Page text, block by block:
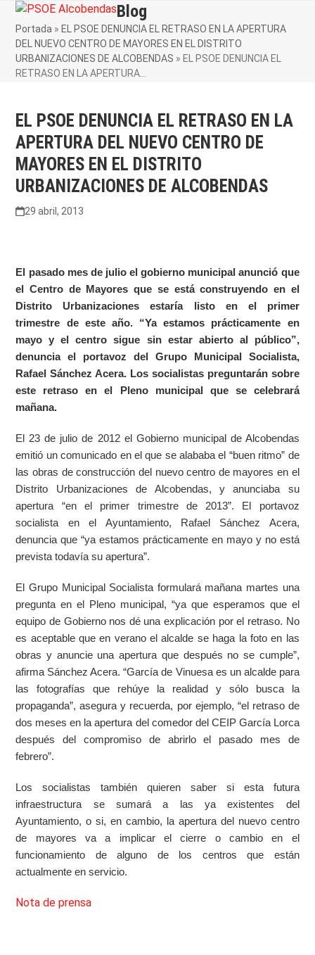
Skip
content
Open
mobile
menu
Close
mobile
menu
Blog
Portada » EL PSOE DENUNCIA EL RETRASO EN LA APERTURA
DEL NUEVO CENTRO DE MAYORES EN EL DISTRITO
URBANIZACIONES DE ALCOBENDAS » EL PSOE DENUNCIA EL
RETRASO EN LA APERTURA…
EL PSOE DENUNCIA EL RETRASO EN LA
APERTURA DEL NUEVO CENTRO DE
MAYORES EN EL DISTRITO
URBANIZACIONES DE ALCOBENDAS
29 abril, 2013
El pasado mes de julio el gobierno municipal anunció que
el Centro de Mayores que se está construyendo en el
Distrito Urbanizaciones estaría listo en el primer
trimestre de este año. “Ya estamos prácticamente en
mayo y el centro sigue sin estar abierto al público”,
denuncia el portavoz del Grupo Municipal Socialista,
Rafael Sánchez Acera. Los socialistas preguntarán sobre
este retraso en el Pleno municipal que se celebrará
mañana.
El 23 de julio de 2012 el Gobierno municipal de Alcobendas
emitió un comunicado en el que se alababa el “buen ritmo” de
las obras de construcción del nuevo centro de mayores en el
Distrito Urbanizaciones de Alcobendas, y anunciaba su
apertura “en el primer trimestre de 2013”. El portavoz
socialista en el Ayuntamiento, Rafael Sánchez Acera,
denuncia que “ya estamos prácticamente en mayo y no está
prevista todavía su apertura”.
El Grupo Municipal Socialista formulará mañana martes una
pregunta en el Pleno municipal, “ya que esperamos que el
equipo de Gobierno nos dé una explicación por el retraso. No
es aceptable que en verano el alcalde se haga la foto en las
obras y anuncie una apertura que después no se cumple”,
afirma Sánchez Acera. “García de Vinuesa es un alcalde para
las fotografías que rehúye la realidad y sólo busca la
propaganda”, asegura y recuerda, por ejemplo, “el retraso de
dos meses en la apertura del comedor del CEIP García Lorca
después del compromiso de abrirlo el pasado mes de
febrero”.
Los socialistas también quieren saber si esta futura
infraestructura se sumará a las ya existentes del
Ayuntamiento, o si, en cambio,
la apertura del nuevo centro
de mayores va a implicar el cierre o cambio en el
funcionamiento de alguno de los centros que están
actualmente en servicio.
Nota de prensa